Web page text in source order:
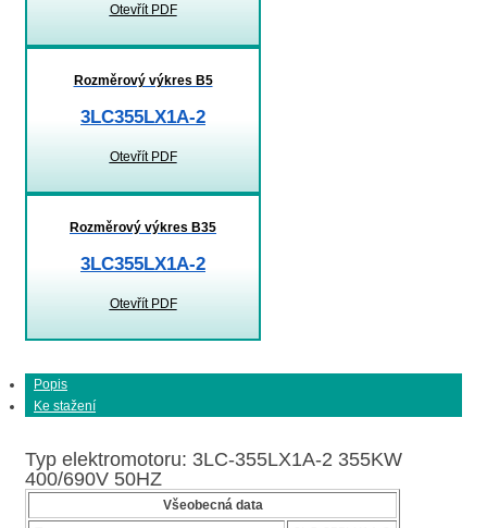
Otevřít PDF
Rozměrový výkres B5
3LC355LX1A-2
Otevřít PDF
Rozměrový výkres B35
3LC355LX1A-2
Otevřít PDF
Popis
Ke stažení
Typ elektromotoru: 3LC-355LX1A-2 355KW
400/690V 50HZ
Všeobecná data